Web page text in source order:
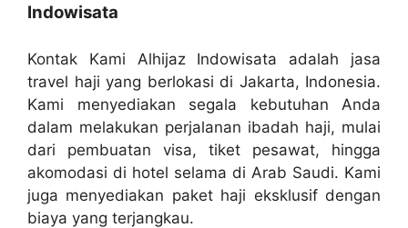
Indowisata
Kontak Kami Alhijaz Indowisata adalah jasa
travel haji yang berlokasi di Jakarta, Indonesia.
Kami menyediakan segala kebutuhan Anda
dalam melakukan perjalanan ibadah haji, mulai
dari pembuatan visa, tiket pesawat, hingga
akomodasi di hotel selama di Arab Saudi. Kami
juga menyediakan paket haji eksklusif dengan
biaya yang terjangkau.